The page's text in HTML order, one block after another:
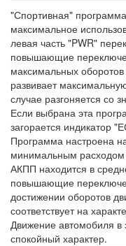
"Спортивная"
максимальное
левая часть "PWR"
повышающие
максимальных оборотов
развивает
случае разгоняется со
Если выбрана эта
загорается индикатор
Программа настроена
минимальным расходом
АКПП находится в
повышающие
достижении оборотов
соответствует на
Движение автомобиля в
спокойный характер.